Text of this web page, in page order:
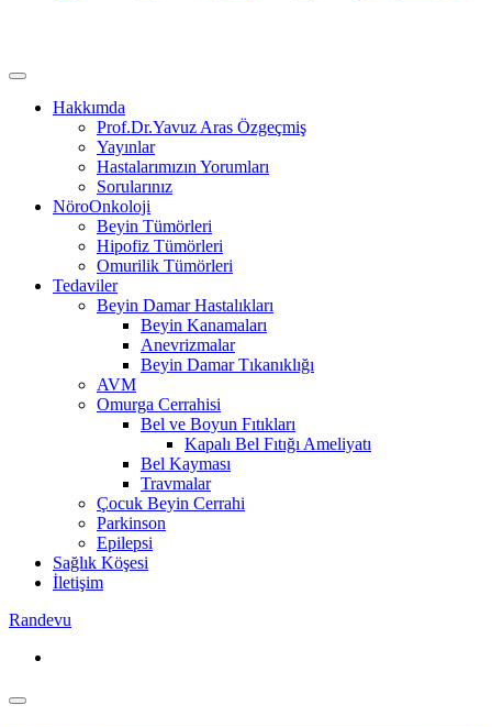
Hakkımda
Prof.Dr.Yavuz Aras Özgeçmiş
Yayınlar
Hastalarımızın Yorumları
Sorularınız
NöroOnkoloji
Beyin Tümörleri
Hipofiz Tümörleri
Omurilik Tümörleri
Tedaviler
Beyin Damar Hastalıkları
Beyin Kanamaları
Anevrizmalar
Beyin Damar Tıkanıklığı
AVM
Omurga Cerrahisi
Bel ve Boyun Fıtıkları
Kapalı Bel Fıtığı Ameliyatı
Bel Kayması
Travmalar
Çocuk Beyin Cerrahi
Parkinson
Epilepsi
Sağlık Köşesi
İletişim
Randevu